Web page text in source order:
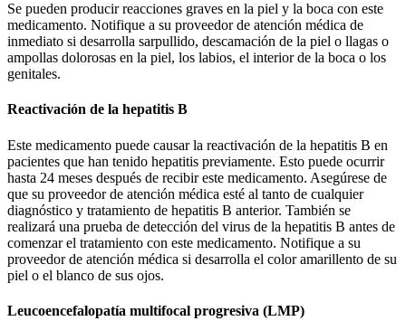
Se pueden producir reacciones graves en la piel y la boca con este
medicamento. Notifique a su proveedor de atención médica de
inmediato si desarrolla sarpullido, descamación de la piel o llagas o
ampollas dolorosas en la piel, los labios, el interior de la boca o los
genitales.
Reactivación de la hepatitis B
Este medicamento puede causar la reactivación de la hepatitis B en
pacientes que han tenido hepatitis previamente. Esto puede ocurrir
hasta 24 meses después de recibir este medicamento. Asegúrese de
que su proveedor de atención médica esté al tanto de cualquier
diagnóstico y tratamiento de hepatitis B anterior. También se
realizará una prueba de detección del virus de la hepatitis B antes de
comenzar el tratamiento con este medicamento. Notifique a su
proveedor de atención médica si desarrolla el color amarillento de su
piel o el blanco de sus ojos.
Leucoencefalopatía multifocal progresiva (LMP)